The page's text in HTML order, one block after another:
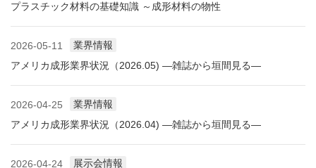
プラスチック材料の基礎知識 ～成形材料の物性
2026-05-11
業界情報
アメリカ成形業界状況（2026.05) ―雑誌から垣間見る―
2026-04-25
業界情報
アメリカ成形業界状況（2026.04) ―雑誌から垣間見る―
2026-04-24
展示会情報